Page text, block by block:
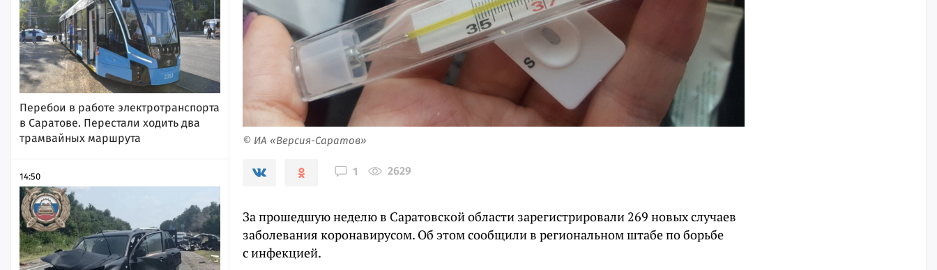
Перебои в работе электротранспорта
в Саратове. Перестали ходить два
трамвайных маршрута
14:50
© ИА «Версия-Саратов»
1 2629
За прошедшую неделю в Саратовской области зарегистрировали 269 новых случаев
заболевания коронавирусом. Об этом сообщили в региональном штабе по борьбе
с инфекцией.